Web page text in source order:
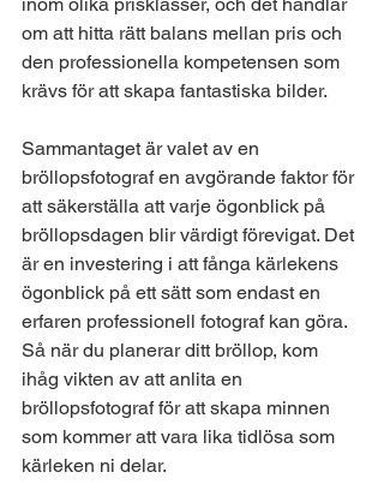
om att hitta rätt balans mellan pris och
den professionella kompetensen som
krävs för att skapa fantastiska bilder.
Sammantaget är valet av en
bröllopsfotograf en avgörande faktor för
att säkerställa att varje ögonblick på
bröllopsdagen blir värdigt förevigat. Det
är en investering i att fånga kärlekens
ögonblick på ett sätt som endast en
erfaren professionell fotograf kan göra.
Så när du planerar ditt bröllop, kom
ihåg vikten av att anlita en
bröllopsfotograf för att skapa minnen
som kommer att vara lika tidlösa som
kärleken ni delar.